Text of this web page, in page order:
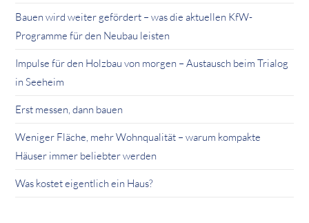
Bauen wird weiter gefördert – was die aktuellen KfW-
Programme für den Neubau leisten
Impulse für den Holzbau von morgen – Austausch beim Trialog
in Seeheim
Erst messen, dann bauen
Weniger Fläche, mehr Wohnqualität – warum kompakte
Häuser immer beliebter werden
Was kostet eigentlich ein Haus?